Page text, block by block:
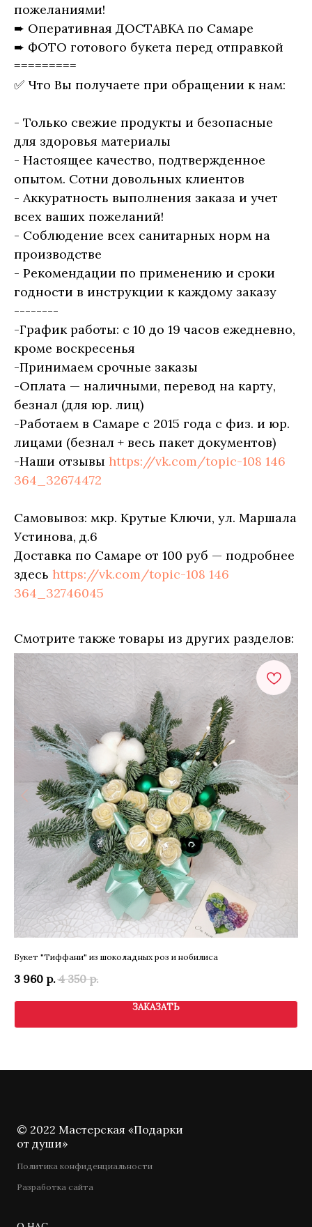
пожеланиями!
➨ Оперативная ДОСТАВКА по Самаре
➨ ФОТО готового букета перед отправкой
=========
✅ Что Вы получаете при обращении к нам:
- Только свежие продукты и безопасные
для здоровья материалы
- Настоящее качество, подтвержденное
опытом. Сотни довольных клиентов
- Аккуратность выполнения заказа и учет
всех ваших пожеланий!
- Соблюдение всех санитарных норм на
производстве
- Рекомендации по применению и сроки
годности в инструкции к каждому заказу
--------
-График работы: с 10 до 19 часов ежедневно,
кроме воскресенья
-Принимаем срочные заказы
-Оплата — наличными, перевод на карту,
безнал (для юр. лиц)
-Работаем в Самаре с 2015 года с физ. и юр.
лицами (безнал + весь пакет документов)
-Наши отзывы https://vk.com/topic-108 146
364_32674472
Самовывоз: мкр. Крутые Ключи, ул. Маршала
Устинова, д.6
Доставка по Самаре от 100 руб — подробнее
здесь https://vk.com/topic-108 146
364_32746045
Смотрите также товары из других разделов:
Букет "Тиффани" из шоколадных роз и нобилиса
3 960 р.4 350 р.
ЗАКАЗАТЬ
© 2022 Мастерская «Подарки
от души»
Политика конфиденциальности
Разработка сайта